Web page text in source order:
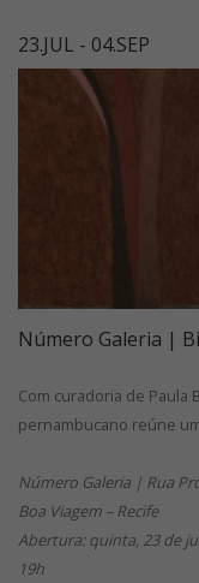
23.JUL - 04.SEP
Número Galeria |
Com curadoria de Paula
pernambucano reúne
Número Galeria | Rua
Boa Viagem – Recife
Abertura: quinta, 23 de
19h